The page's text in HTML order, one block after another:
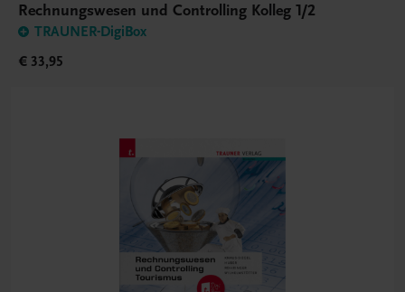
Rechnungswesen und Controlling Kolleg 1/2
TRAUNER-DigiBox
€ 33,95